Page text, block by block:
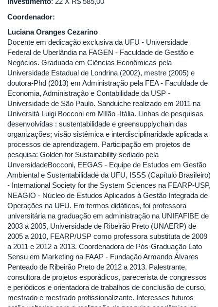
Coordenador:
Luciana Oranges Cezarino
Docente em dedicação exclusiva da UFU - Universidade
Federal de Uberlândia na FAGEN - Faculdade de Gestão e
Negócios. Graduada em Ciências Econômicas pela
Universidade Estadual de Londrina (2002), mestre (2005) e
doutora-Phd (2013) em Administração pela FEA - Faculdade de
Economia, Administração e Contabilidade da USP -
Universidade de São Paulo. Sanduiche realizado em 2011 na
Università Luigi Bocconi em MIlão -Itália. Linhas de pesquisas
desenvolvidas : sustentabilidade e greensupplychain das
organizações; visão sistêmica e interdisciplinaridade aplicada a
processos de aprendizagem. Participação em projetos de
pesquisa: Golden for Sustainability sediado pela
UnversidadeBocconi, EEGAS - Equipe de Estudos em Gestão
Ambiental e Sustentabilidade da UFU, ISSS (Capítulo Brasileiro)
- International Society for the System Sciences na FEARP-USP,
NEAGIO - Núcleo de Estudos Aplicados à Gestão Integrada de
Operações na UFU. Em termos didáticos, foi professora
universitária na graduação em administração na UNIFAFIBE de
2003 a 2005, Universidade de Ribeirão Preto (UNAERP) de
2005 a 2010, FEARP/USP como professora substituta de 2009
a 2011 e 2012 a 2013. Coordenadora de Pós-Graduação Lato
Sensu em Marketing na FAAP - Fundação Armando Álvares
Penteado de Ribeirão Preto de 2012 a 2013. Palestrante,
consultora de projetos esporádicos, parecerista de congressos
e periódicos e orientadora de trabalhos de conclusão de curso,
mestrado e mestrado profissionalizante. Interesses futuros